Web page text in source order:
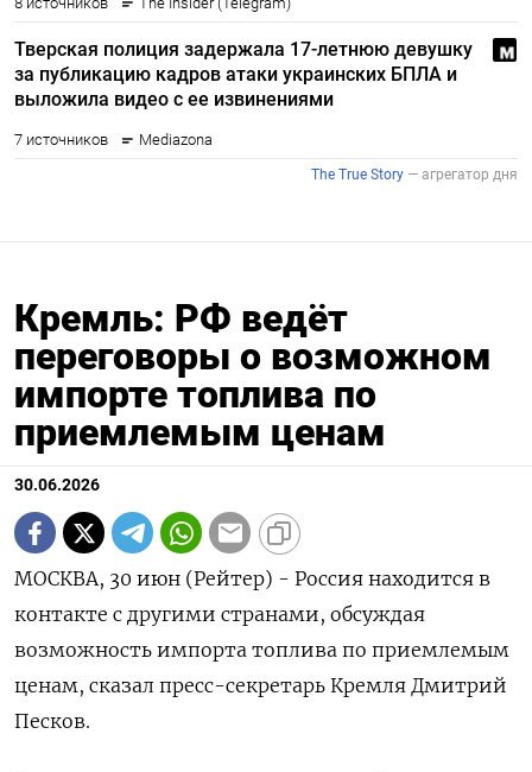
Кремль: РФ ведёт
переговоры о возможном
импорте топлива по
приемлемым ценам
30.06.2026
МОСКВА, 30 июн (Рейтер) - Россия находится в
контакте с другими странами, обсуждая
возможность импорта топлива по приемлемым
ценам, ‌сказал пресс-секретарь Кремля Дмитрий
Песков.